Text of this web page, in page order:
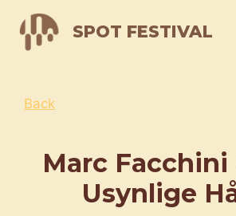
content
SPOT FESTIVAL
Back
Marc Facchini
Usynlige